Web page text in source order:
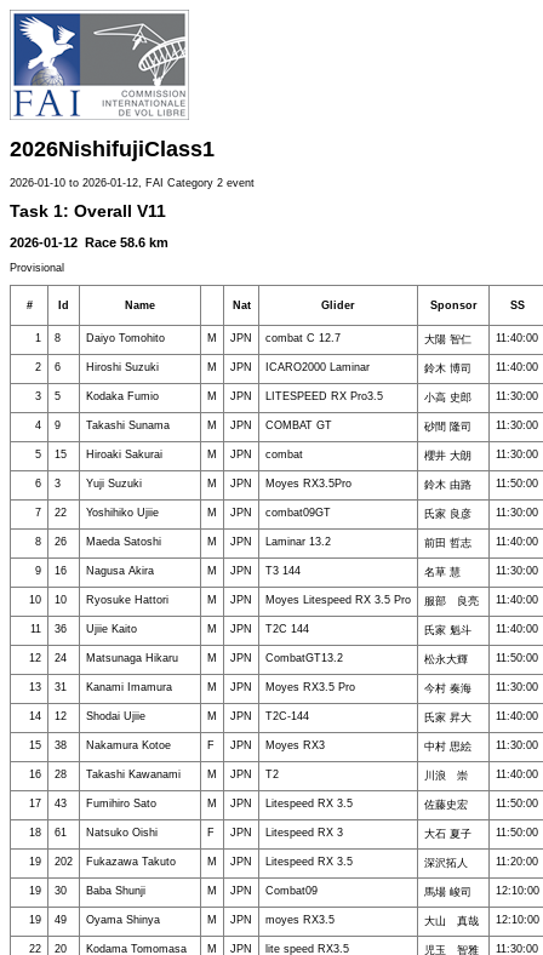
2026NishifujiClass1
2026-01-10 to 2026-01-12, FAI Category 2 event
Task 1: Overall V11
2026-01-12 Race 58.6 km
Provisional
# Id Name Nat Glider Sponsor SS
1 8 Daiyo Tomohito M JPN combat C 12.7 大陽 智仁 11:40:00
2 6 Hiroshi Suzuki M JPN ICARO2000 Laminar 鈴木 博司 11:40:00
3 5 Kodaka Fumio M JPN LITESPEED RX Pro3.5 小高 史郎 11:30:00
4 9 Takashi Sunama M JPN COMBAT GT 砂間 隆司 11:30:00
5 15 Hiroaki Sakurai M JPN combat 櫻井 大朗 11:30:00
6 3 Yuji Suzuki M JPN Moyes RX3.5Pro 鈴木 由路 11:50:00
7 22 Yoshihiko Ujiie M JPN combat09GT 氏家 良彦 11:30:00
8 26 Maeda Satoshi M JPN Laminar 13.2 前田 哲志 11:40:00
9 16 Nagusa Akira M JPN T3 144 名草 慧 11:30:00
10 10 Ryosuke Hattori M JPN Moyes Litespeed RX 3.5 Pro 服部 良亮 11:40:00
11 36 Ujiie Kaito M JPN T2C 144 氏家 魁斗 11:40:00
12 24 Matsunaga Hikaru M JPN CombatGT13.2 松永大輝 11:50:00
13 31 Kanami Imamura M JPN Moyes RX3.5 Pro 今村 奏海 11:30:00
14 12 Shodai Ujiie M JPN T2C-144 氏家 昇大 11:40:00
15 38 Nakamura Kotoe F JPN Moyes RX3 中村 思絵 11:30:00
16 28 Takashi Kawanami M JPN T2 川浪 崇 11:40:00
17 43 Fumihiro Sato M JPN Litespeed RX 3.5 佐藤史宏 11:50:00
18 61 Natsuko Oishi F JPN Litespeed RX 3 大石 夏子 11:50:00
19 202 Fukazawa Takuto M JPN Litespeed RX 3.5 深沢拓人 11:20:00
19 30 Baba Shunji M JPN Combat09 馬場 峻司 12:10:00
19 49 Oyama Shinya M JPN moyes RX3.5 大山 真哉 12:10:00
22 20 Kodama Tomomasa M JPN lite speed RX3.5 児玉 智雅 11:30:00